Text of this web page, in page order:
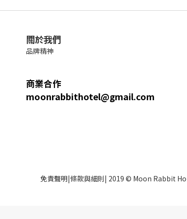
關於我們
品牌精神
商業合作
moonrabbithotel@gmail.com
免責聲明|條款與細則| 2019 © Moon Rabbit